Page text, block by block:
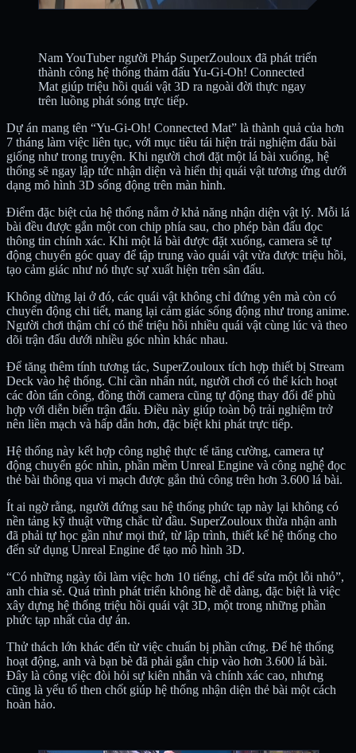
Nam YouTuber người Pháp SuperZouloux đã phát triển
thành công hệ thống thảm đấu Yu-Gi-Oh! Connected
Mat giúp triệu hồi quái vật 3D ra ngoài đời thực ngay
trên luồng phát sóng trực tiếp.
Dự án mang tên “Yu-Gi-Oh! Connected Mat” là thành quả của hơn
7 tháng làm việc liên tục, với mục tiêu tái hiện trải nghiệm đấu bài
giống như trong truyện. Khi người chơi đặt một lá bài xuống, hệ
thống sẽ ngay lập tức nhận diện và hiển thị quái vật tương ứng dưới
dạng mô hình 3D sống động trên màn hình.
Điểm đặc biệt của hệ thống nằm ở khả năng nhận diện vật lý. Mỗi lá
bài đều được gắn một con chip phía sau, cho phép bàn đấu đọc
thông tin chính xác. Khi một lá bài được đặt xuống, camera sẽ tự
động chuyển góc quay để tập trung vào quái vật vừa được triệu hồi,
tạo cảm giác như nó thực sự xuất hiện trên sân đấu.
Không dừng lại ở đó, các quái vật không chỉ đứng yên mà còn có
chuyển động chi tiết, mang lại cảm giác sống động như trong anime.
Người chơi thậm chí có thể triệu hồi nhiều quái vật cùng lúc và theo
dõi trận đấu dưới nhiều góc nhìn khác nhau.
Để tăng thêm tính tương tác, SuperZouloux tích hợp thiết bị Stream
Deck vào hệ thống. Chỉ cần nhấn nút, người chơi có thể kích hoạt
các đòn tấn công, đồng thời camera cũng tự động thay đổi để phù
hợp với diễn biến trận đấu. Điều này giúp toàn bộ trải nghiệm trở
nên liền mạch và hấp dẫn hơn, đặc biệt khi phát trực tiếp.
Hệ thống này kết hợp công nghệ thực tế tăng cường, camera tự
động chuyển góc nhìn, phần mềm Unreal Engine và công nghệ đọc
thẻ bài thông qua vi mạch được gắn thủ công trên hơn 3.600 lá bài.
Ít ai ngờ rằng, người đứng sau hệ thống phức tạp này lại không có
nền tảng kỹ thuật vững chắc từ đầu. SuperZouloux thừa nhận anh
đã phải tự học gần như mọi thứ, từ lập trình, thiết kế hệ thống cho
đến sử dụng Unreal Engine để tạo mô hình 3D.
“Có những ngày tôi làm việc hơn 10 tiếng, chỉ để sửa một lỗi nhỏ”,
anh chia sẻ. Quá trình phát triển không hề dễ dàng, đặc biệt là việc
xây dựng hệ thống triệu hồi quái vật 3D, một trong những phần
phức tạp nhất của dự án.
Thử thách lớn khác đến từ việc chuẩn bị phần cứng. Để hệ thống
hoạt động, anh và bạn bè đã phải gắn chip vào hơn 3.600 lá bài.
Đây là công việc đòi hỏi sự kiên nhẫn và chính xác cao, nhưng
cũng là yếu tố then chốt giúp hệ thống nhận diện thẻ bài một cách
hoàn hảo.